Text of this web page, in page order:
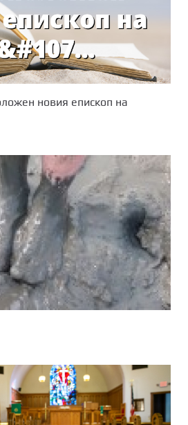
новия епископ на